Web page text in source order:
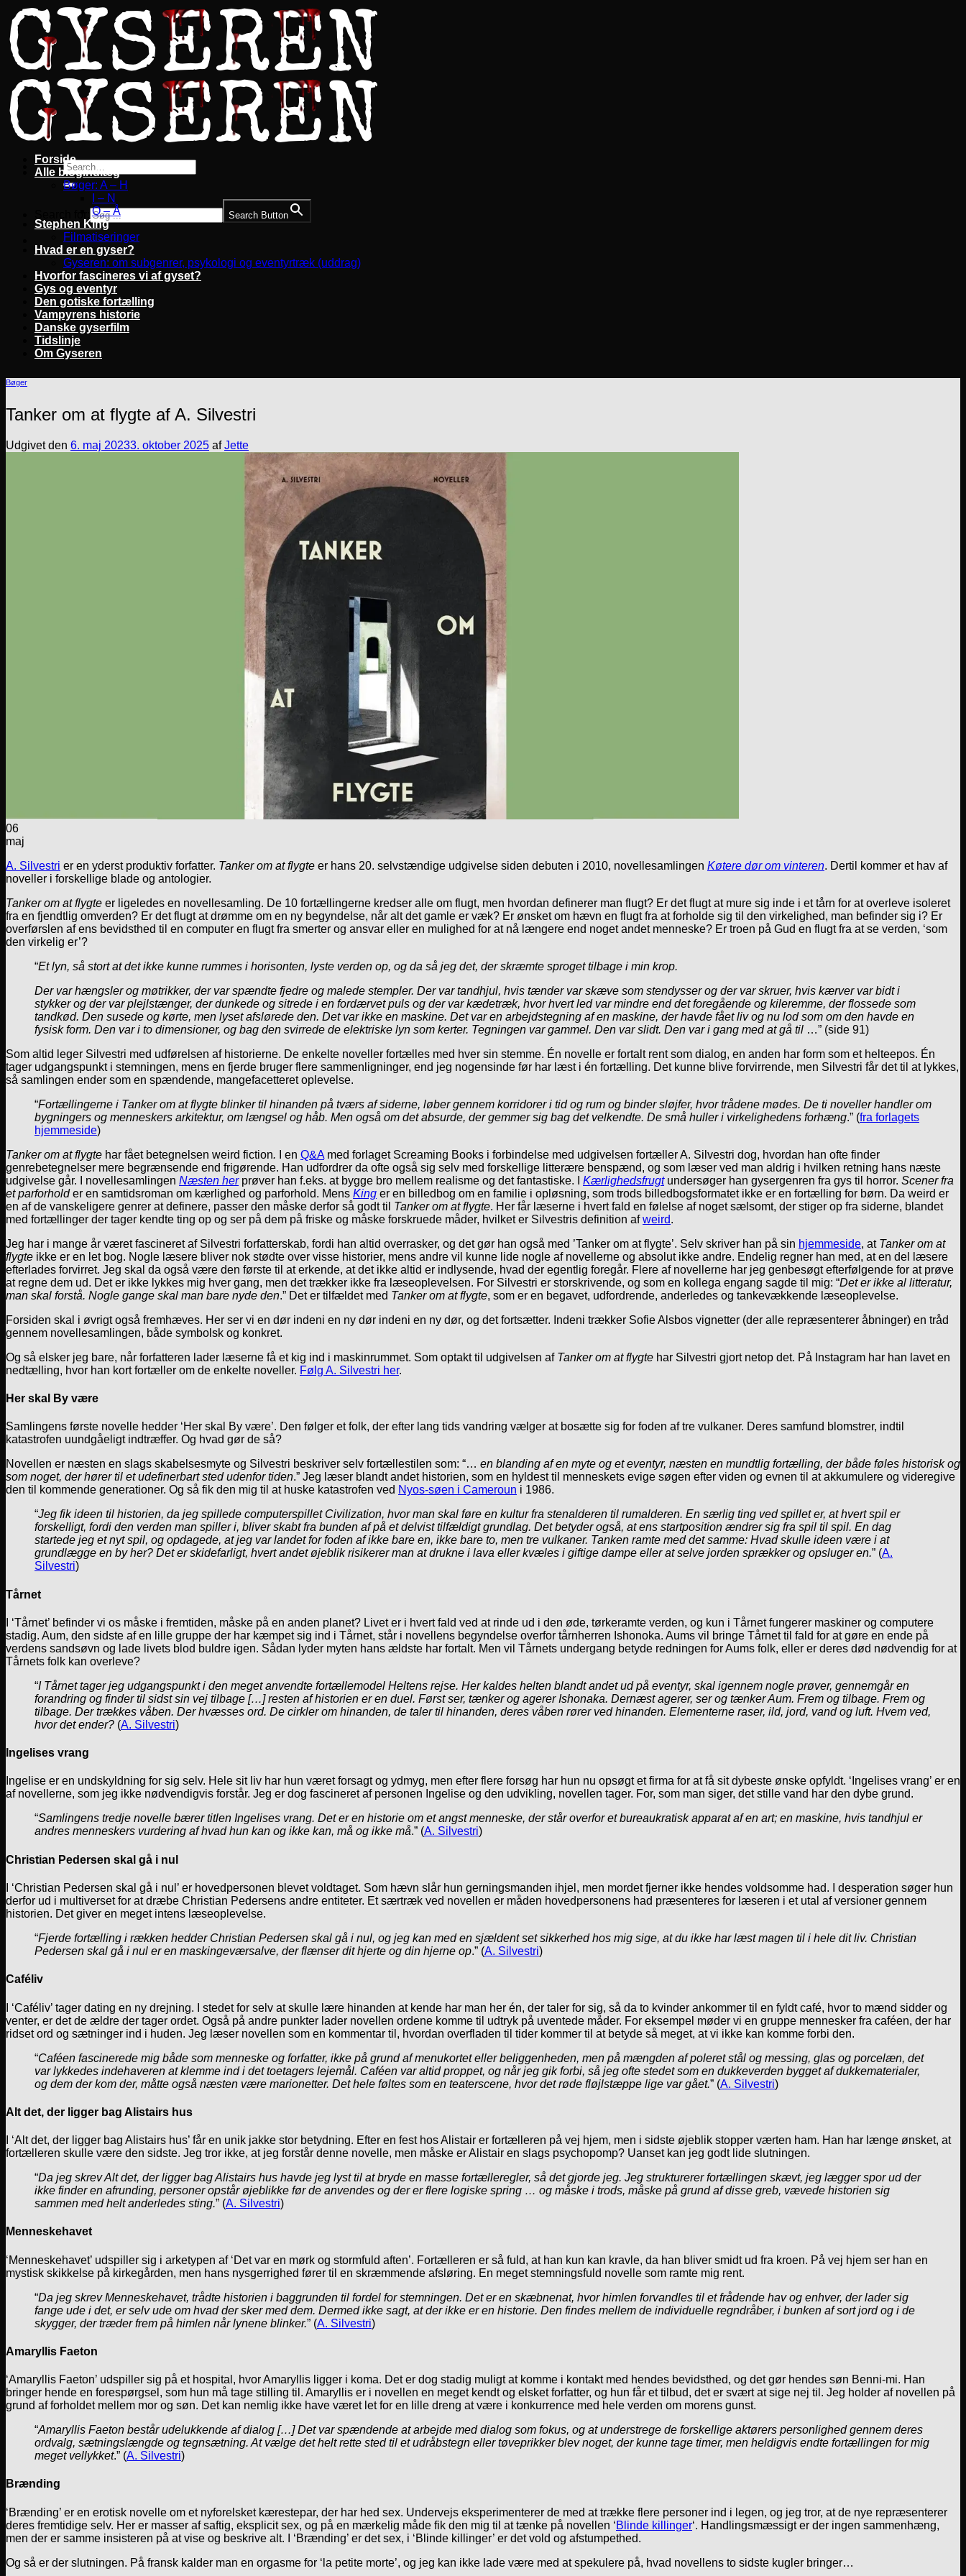
Fortsæt
til
indhold
Search Button
Forside
Alle blogindlæg
Bøger: A – H
I – N
O – Å
Stephen King
Filmatiseringer
Hvad er en gyser?
Gyseren: om subgenrer, psykologi og eventyrtræk (uddrag)
Hvorfor fascineres vi af gyset?
Gys og eventyr
Den gotiske fortælling
Vampyrens historie
Danske gyserfilm
Tidslinje
Om Gyseren
Bøger
Tanker om at flygte af A. Silvestri
Udgivet den 6. maj 20233. oktober 2025 afJette
06
maj
A. Silvestri er en yderst produktiv forfatter. Tanker om at flygte er hans 20. selvstændige udgivelse siden debuten i 2010, novellesamlingen Køtere dør om vinteren. Dertil kommer et hav af
noveller i forskellige blade og antologier.
Tanker om at flygte er ligeledes en novellesamling. De 10 fortællingerne kredser alle om flugt, men hvordan definerer man flugt? Er det flugt at mure sig inde i et tårn for at overleve isoleret
fra en fjendtlig omverden? Er det flugt at drømme om en ny begyndelse, når alt det gamle er væk? Er ønsket om hævn en flugt fra at forholde sig til den virkelighed, man befinder sig i? Er
overførslen af ens bevidsthed til en computer en flugt fra smerter og ansvar eller en mulighed for at nå længere end noget andet menneske? Er troen på Gud en flugt fra at se verden, ‘som
den virkelig er’?
“Et lyn, så stort at det ikke kunne rummes i horisonten, lyste verden op, og da så jeg det, der skræmte sproget tilbage i min krop.
Der var hængsler og møtrikker, der var spændte fjedre og malede stempler. Der var tandhjul, hvis tænder var skæve som stendysser og der var skruer, hvis kærver var bidt i
stykker og der var plejlstænger, der dunkede og sitrede i en fordærvet puls og der var kædetræk, hvor hvert led var mindre end det foregående og kileremme, der flossede som
tandkød. Den susede og kørte, men lyset afslørede den. Det var ikke en maskine. Det var en arbejdstegning af en maskine, der havde fået liv og nu lod som om den havde en
fysisk form. Den var i to dimensioner, og bag den svirrede de elektriske lyn som kerter. Tegningen var gammel. Den var slidt. Den var i gang med at gå til …” (side 91)
Som altid leger Silvestri med udførelsen af historierne. De enkelte noveller fortælles med hver sin stemme. Én novelle er fortalt rent som dialog, en anden har form som et helteepos. Én
tager udgangspunkt i stemningen, mens en fjerde bruger flere sammenligninger, end jeg nogensinde før har læst i én fortælling. Det kunne blive forvirrende, men Silvestri får det til at lykkes,
så samlingen ender som en spændende, mangefacetteret oplevelse.
“Fortællingerne i Tanker om at flygte blinker til hinanden på tværs af siderne, løber gennem korridorer i tid og rum og binder sløjfer, hvor trådene mødes. De ti noveller handler om
bygningers og menneskers arkitektur, om længsel og håb. Men også om det absurde, der gemmer sig bag det velkendte. De små huller i virkelighedens forhæng.” (fra forlagets
hjemmeside)
Tanker om at flygte har fået betegnelsen weird fiction. I en Q&A med forlaget Screaming Books i forbindelse med udgivelsen fortæller A. Silvestri dog, hvordan han ofte finder
genrebetegnelser mere begrænsende end frigørende. Han udfordrer da ofte også sig selv med forskellige litterære benspænd, og som læser ved man aldrig i hvilken retning hans næste
udgivelse går. I novellesamlingen Næsten herprøver han f.eks. at bygge bro mellem realisme og det fantastiske. I Kærlighedsfrugtundersøger han gysergenren fra gys til horror. Scener fra
et parforholder en samtidsroman om kærlighed og parforhold. Mens King er en billedbog om en familie i opløsning, som trods billedbogsformatet ikke er en fortælling for børn. Da weird er
en af de vanskeligere genrer at definere, passer den måske derfor så godt til Tanker om at flygte. Her får læserne i hvert fald en følelse af noget sælsomt, der stiger op fra siderne, blandet
med fortællinger der tager kendte ting op og ser på dem på friske og måske forskruede måder, hvilket er Silvestris definition afweird.
Jeg har i mange år været fascineret af Silvestri forfatterskab, fordi han altid overrasker, og det gør han også med ’Tanker om at flygte’. Selv skriver han på sin hjemmeside, at Tanker om at
flygte ikke er en let bog. Nogle læsere bliver nok stødte over visse historier, mens andre vil kunne lide nogle af novellerne og absolut ikke andre. Endelig regner han med, at en del læsere
efterlades forvirret. Jeg skal da også være den første til at erkende, at det ikke altid er indlysende, hvad der egentlig foregår. Flere af novellerne har jeg genbesøgt efterfølgende for at prøve
at regne dem ud. Det er ikke lykkes mig hver gang, men det trækker ikke fra læseoplevelsen. For Silvestri er storskrivende, og som en kollega engang sagde til mig: “Det er ikke al litteratur,
man skal forstå. Nogle gange skal man bare nyde den.” Det er tilfældet med Tanker om at flygte, som er en begavet, udfordrende, anderledes og tankevækkende læseoplevelse.
Forsiden skal i øvrigt også fremhæves. Her ser vi en dør indeni en ny dør indeni en ny dør, og det fortsætter. Indeni trækker Sofie Alsbos vignetter (der alle repræsenterer åbninger) en tråd
gennem novellesamlingen, både symbolsk og konkret.
Og så elsker jeg bare, når forfatteren lader læserne få et kig ind i maskinrummet. Som optakt til udgivelsen af Tanker om at flygte har Silvestri gjort netop det. På Instagram har han lavet en
nedtælling, hvor han kort fortæller om de enkelte noveller. Følg A. Silvestri her.
Her skal By være
Samlingens første novelle hedder ‘Her skal By være’. Den følger et folk, der efter lang tids vandring vælger at bosætte sig for foden af tre vulkaner. Deres samfund blomstrer, indtil
katastrofen uundgåeligt indtræffer. Og hvad gør de så?
Novellen er næsten en slags skabelsesmyte og Silvestri beskriver selv fortællestilen som: “… en blanding af en myte og et eventyr, næsten en mundtlig fortælling, der både føles historisk og
som noget, der hører til et udefinerbart sted udenfor tiden.” Jeg læser blandt andet historien, som en hyldest til menneskets evige søgen efter viden og evnen til at akkumulere og videregive
den til kommende generationer. Og så fik den mig til at huske katastrofen ved Nyos-søen i Cameroun i 1986.
“Jeg fik ideen til historien, da jeg spillede computerspillet Civilization, hvor man skal føre en kultur fra stenalderen til rumalderen. En særlig ting ved spillet er, at hvert spil er
forskelligt, fordi den verden man spiller i, bliver skabt fra bunden af på et delvist tilfældigt grundlag. Det betyder også, at ens startposition ændrer sig fra spil til spil. En dag
startede jeg et nyt spil, og opdagede, at jeg var landet for foden af ikke bare en, ikke bare to, men tre vulkaner. Tanken ramte med det samme: Hvad skulle ideen være i at
grundlægge en by her? Det er skidefarligt, hvert andet øjeblik risikerer man at drukne i lava eller kvæles i giftige dampe eller at selve jorden sprækker og opsluger en.” (A.
Silvestri)
Tårnet
I ‘Tårnet’ befinder vi os måske i fremtiden, måske på en anden planet? Livet er i hvert fald ved at rinde ud i den øde, tørkeramte verden, og kun i Tårnet fungerer maskiner og computere
stadig. Aum, den sidste af en lille gruppe der har kæmpet sig ind i Tårnet, står i novellens begyndelse overfor tårnherren Ishonoka. Aums vil bringe Tårnet til fald for at gøre en ende på
verdens sandsøvn og lade livets blod buldre igen. Sådan lyder myten hans ældste har fortalt. Men vil Tårnets undergang betyde redningen for Aums folk, eller er deres død nødvendig for at
Tårnets folk kan overleve?
“I Tårnet tager jeg udgangspunkt i den meget anvendte fortællemodel Heltens rejse. Her kaldes helten blandt andet ud på eventyr, skal igennem nogle prøver, gennemgår en
forandring og finder til sidst sin vej tilbage […] resten af historien er en duel. Først ser, tænker og agerer Ishonaka. Dernæst agerer, ser og tænker Aum. Frem og tilbage. Frem og
tilbage. Der trækkes våben. Der hvæsses ord. De cirkler om hinanden, de taler til hinanden, deres våben rører ved hinanden. Elementerne raser, ild, jord, vand og luft. Hvem ved,
hvor det ender? (A. Silvestri)
Ingelises vrang
Ingelise er en undskyldning for sig selv. Hele sit liv har hun været forsagt og ydmyg, men efter flere forsøg har hun nu opsøgt et firma for at få sit dybeste ønske opfyldt. ‘Ingelises vrang’ er en
af novellerne, som jeg ikke nødvendigvis forstår. Jeg er dog fascineret af personen Ingelise og den udvikling, novellen tager. For, som man siger, det stille vand har den dybe grund.
“Samlingens tredje novelle bærer titlen Ingelises vrang. Det er en historie om et angst menneske, der står overfor et bureaukratisk apparat af en art; en maskine, hvis tandhjul er
andres menneskers vurdering af hvad hun kan og ikke kan, må og ikke må.” (A. Silvestri)
Christian Pedersen skal gå i nul
I ‘Christian Pedersen skal gå i nul’ er hovedpersonen blevet voldtaget. Som hævn slår hun gerningsmanden ihjel, men mordet fjerner ikke hendes voldsomme had. I desperation søger hun
derfor ud i multiverset for at dræbe Christian Pedersens andre entiteter. Et særtræk ved novellen er måden hovedpersonens had præsenteres for læseren i et utal af versioner gennem
historien. Det giver en meget intens læseoplevelse.
“Fjerde fortælling i rækken hedder Christian Pedersen skal gå i nul, og jeg kan med en sjældent set sikkerhed hos mig sige, at du ikke har læst magen til i hele dit liv. Christian
Pedersen skal gå i nul er en maskingeværsalve, der flænser dit hjerte og din hjerne op.” (A. Silvestri)
Caféliv
I ‘Caféliv’ tager dating en ny drejning. I stedet for selv at skulle lære hinanden at kende har man her én, der taler for sig, så da to kvinder ankommer til en fyldt café, hvor to mænd sidder og
venter, er det de ældre der tager ordet. Også på andre punkter lader novellen ordene komme til udtryk på uventede måder. For eksempel møder vi en gruppe mennesker fra caféen, der har
ridset ord og sætninger ind i huden. Jeg læser novellen som en kommentar til, hvordan overfladen til tider kommer til at betyde så meget, at vi ikke kan komme forbi den.
“Caféen fascinerede mig både som menneske og forfatter, ikke på grund af menukortet eller beliggenheden, men på mængden af poleret stål og messing, glas og porcelæn, det
var lykkedes indehaveren at klemme ind i det toetagers lejemål. Caféen var altid proppet, og når jeg gik forbi, så jeg ofte stedet som en dukkeverden bygget af dukkematerialer,
og dem der kom der, måtte også næsten være marionetter. Det hele føltes som en teaterscene, hvor det røde fløjlstæppe lige var gået.” (A. Silvestri)
Alt det, der ligger bag Alistairs hus
I ‘Alt det, der ligger bag Alistairs hus’ får en unik jakke stor betydning. Efter en fest hos Alistair er fortælleren på vej hjem, men i sidste øjeblik stopper værten ham. Han har længe ønsket, at
fortælleren skulle være den sidste. Jeg tror ikke, at jeg forstår denne novelle, men måske er Alistair en slags psychopomp? Uanset kan jeg godt lide slutningen.
“Da jeg skrev Alt det, der ligger bag Alistairs hus havde jeg lyst til at bryde en masse fortælleregler, så det gjorde jeg. Jeg strukturerer fortællingen skævt, jeg lægger spor ud der
ikke finder en afrunding, personer opstår øjeblikke før de anvendes og der er flere logiske spring … og måske i trods, måske på grund af disse greb, vævede historien sig
sammen med helt anderledes sting.” (A. Silvestri)
Menneskehavet
‘Menneskehavet’ udspiller sig i arketypen af ‘Det var en mørk og stormfuld aften’. Fortælleren er så fuld, at han kun kan kravle, da han bliver smidt ud fra kroen. På vej hjem ser han en
mystisk skikkelse på kirkegården, men hans nysgerrighed fører til en skræmmende afsløring. En meget stemningsfuld novelle som ramte mig rent.
“Da jeg skrev Menneskehavet, trådte historien i baggrunden til fordel for stemningen. Det er en skæbnenat, hvor himlen forvandles til et frådende hav og enhver, der lader sig
fange ude i det, er selv ude om hvad der sker med dem. Dermed ikke sagt, at der ikke er en historie. Den findes mellem de individuelle regndråber, i bunken af sort jord og i de
skygger, der træder frem på himlen når lynene blinker.” (A. Silvestri)
Amaryllis Faeton
‘Amaryllis Faeton’ udspiller sig på et hospital, hvor Amaryllis ligger i koma. Det er dog stadig muligt at komme i kontakt med hendes bevidsthed, og det gør hendes søn Benni-mi. Han
bringer hende en forespørgsel, som hun må tage stilling til. Amaryllis er i novellen en meget kendt og elsket forfatter, og hun får et tilbud, det er svært at sige nej til. Jeg holder af novellen på
grund af forholdet mellem mor og søn. Det kan nemlig ikke have været let for en lille dreng at være i konkurrence med hele verden om morens gunst.
“Amaryllis Faeton består udelukkende af dialog […] Det var spændende at arbejde med dialog som fokus, og at understrege de forskellige aktørers personlighed gennem deres
ordvalg, sætningslængde og tegnsætning. At vælge det helt rette sted til et udråbstegn eller tøveprikker blev noget, der kunne tage timer, men heldigvis endte fortællingen for mig
meget vellykket.” (A. Silvestri)
Brænding
‘Brænding’ er en erotisk novelle om et nyforelsket kærestepar, der har hed sex. Undervejs eksperimenterer de med at trække flere personer ind i legen, og jeg tror, at de nye repræsenterer
deres fremtidige selv. Her er masser af saftig, eksplicit sex, og på en mærkelig måde fik den mig til at tænke på novellen ‘Blinde killinger‘. Handlingsmæssigt er der ingen sammenhæng,
men der er samme insisteren på at vise og beskrive alt. I ‘Brænding’ er det sex, i ‘Blinde killinger’ er det vold og afstumpethed.
Og så er der slutningen. På fransk kalder man en orgasme for ‘la petite morte’, og jeg kan ikke lade være med at spekulere på, hvad novellens to sidste kugler bringer…